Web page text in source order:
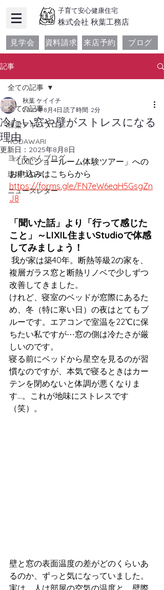
子育て安心健康住宅
​株式会社 秋葉工務店
見学会 資料請求 来店予約 ブログ
記事
全ての記事
棟梁アキバブログ
KODAWARI
ヨメちゃんブログ
現場ブログ
ニュースレター
全ての記事
冷たい窓や壁がストレスになる
理由
秋葉 ケイイチ
2025年8月4日 読了時間: 2分
更新日： 2025年8月8日
「LIXILショールーム体験ツアー」への
お申込みはこちらから
https://forms.gle/FN7eW6eaH5GsgZn
J8
「聞いた話」より「行って感じた
こと」～LIXIL住まいStudioで体感
してみましょう！
我が家は築40年。断熱等級2の家を、
複層ガラス窓と断熱リノベで少しずつ
改善してきました。
けれど、寝室のベッドが窓際にあるた
め、冬（特に寒い日）の夜はとてもブ
ルーです。エアコンで室温を22℃に保
ちたい私ですが⋯窓の側は冷たさが厳
しいのです。
寝る前にベッドから星空を見るのが習
慣なのですが、本気で寝るときはカー
テンを閉めないと体調が悪くなりま
す…。これが地味にストレスです
（笑）。
壁と窓の表面温度の差がどのくらいあ
るのか、ずっと気になっていました。
実は、人は部屋の空気の温度と、壁際